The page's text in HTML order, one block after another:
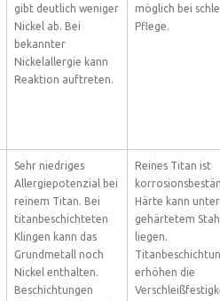
gibt deutlich weniger
Nickel ab. Bei
bekannter
Nickelallergie kann
Reaktion auftreten.
möglich bei
Pflege.
Sehr niedriges
Allergiepotenzial bei
reinem Titan. Bei
titanbeschichteten
Klingen kann das
Grundmetall noch
Nickel enthalten.
Beschichtungen
Reines Titan ist
Härte kann unter
gehärtetem
liegen.
erhöhen die